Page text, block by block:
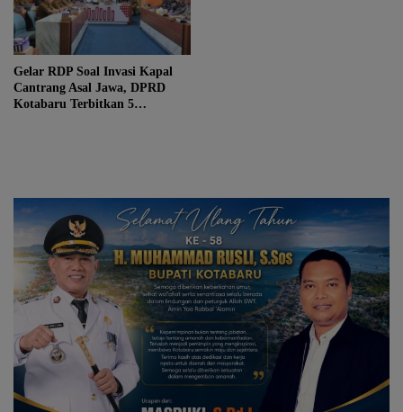
Gelar RDP Soal Invasi Kapal
Cantrang Asal Jawa, DPRD
Kotabaru Terbitkan 5